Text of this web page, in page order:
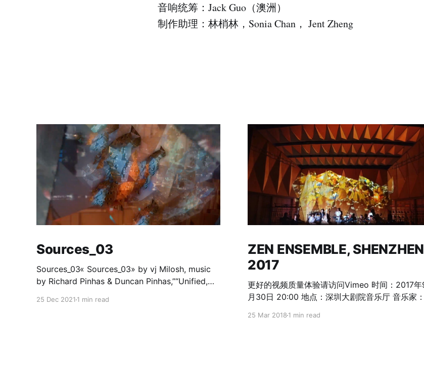
音响统筹：Jack Guo（澳洲）
制作助理：林梢林，Sonia Chan， Jent Zheng
Sources_03
Sources_03« Sources_03» by vj Milosh, music
by Richard Pinhas & Duncan Pinhas,”“Unified,
25 Dec 2021 1 min read
ZEN ENSEMBLE, SHENZHEN
2017
更好的视频质量体验请访问Vimeo 时间：2017年9
月30日 20:00 地点：深圳大剧院音乐厅 音乐家：
25 Mar 20181 min read